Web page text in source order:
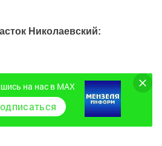
Николаевский:
на нас в MAX